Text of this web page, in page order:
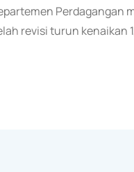
Perdagangan
revisi turun kenaikan